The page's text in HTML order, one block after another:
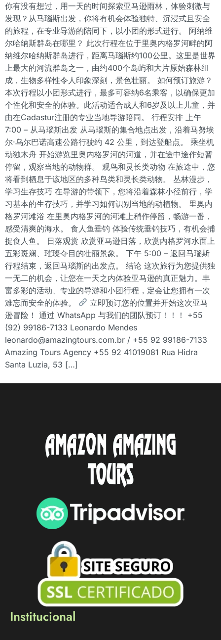
你有没有想过，用一天的时间探索亚马逊雨林，体验刺激与
发现？从马瑙斯出发，你将有机会体验独特、沉浸式且安全
的旅程，在专业导游的陪同下，以小团的形式进行。 阿纳维
尔哈纳斯群岛在哪里？ 此次行程在位于里奥内格罗河畔的阿
纳维尔哈纳斯群岛进行，距离马瑙斯约100公里。这里是世界
上最大的河流群岛之一，由约400个岛屿和大片原始森林组
成，生物多样性令人印象深刻，景色壮丽。 如何预订旅游？
本次行程以小团形式进行，最多可容纳6名乘客，以确保更加
个性化和安全的体验。此活动适合成人和6岁及以上儿童，并
由在Cadastur注册的专业当地导游陪同。 行程安排 上午
7:00 – 从马瑙斯出发 从马瑙斯的集合地点出发，沿着马努埃
尔·乌尔巴诺高速公路行驶约 42 公里，到达登船点。 乘坐机
动独木舟 开始游览里奥内格罗河的河道，并在途中途作短暂
停留，观察当地的动物群。 观鸟和灵长类动物 在旅途中，您
将看到栖息于该地区的多种鸟类和灵长类动物。 丛林漫步，
学习生存技巧 在导游的带领下，您将沿着森林小径前行，学
习基本的生存技巧，并学习如何识别当地的动植物。 里奥内
格罗河滩浴 在里奥内格罗河的河滩上稍作停留，畅游一番，
感受清爽的海水。 食人鱼垂钓 体验传统垂钓技巧，有机会捕
捉食人鱼。 日落观赏 欣赏亚马逊日落，欣赏内格罗河水面上
五彩斑斓、璀璨夺目的壮丽景象。 下午 5:00 – 返回马瑙斯
行程结束，返回马瑙斯的出发点。 结论 这次旅行为您提供独
一无二的机会，让您在一天之内体验亚马逊的真正魅力。丰
富多彩的活动、专业的导游和小团行程，定会让您拥有一次
难忘而安全的体验。
立即预订您的位置并开始这次亚马
逊冒险！ 通过 WhatsApp 与我们的团队预订！！！ +55
(92) 99186-7133 Leonardo Mendes
leonardo@amazingtours.com.br / +55 92 99186-7133
Amazing Tours Agency +55 92 41019081 Rua Hidra
Santa Luzia, 53 […]
Institucional